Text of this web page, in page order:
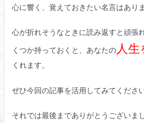
心に響く、覚えておきたい名言はあり
心が折れそうなときに読み返すと頑張
くつか持っておくと、あなたの人生
くれます。
ぜひ今回の記事を活用してみてください
それでは最後までありがとうございまし